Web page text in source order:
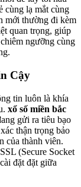
cùng lạ mắt cùng
mới thường đi kèm
quan trọng, giúp
ngưỡng cùng
Cậy
tin luôn là khía
xổ số miền bắc
gửi ra tiêu bạo
thận trọng bảo
của thành viên.
(Secure Socket
đặt đặt giữa